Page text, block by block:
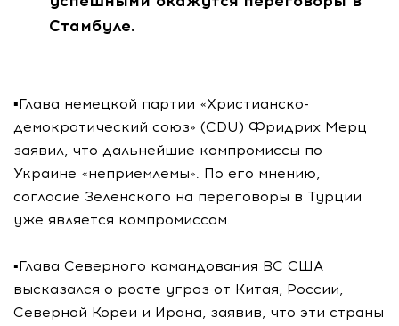
Стамбуле.
▪️Глава немецкой партии «Христианско-
демократический союз» (CDU) Фридрих Мерц
заявил, что дальнейшие компромиссы по
Украине «неприемлемы». По его мнению,
согласие Зеленского на переговоры в Турции
уже является компромиссом.
▪️Глава Северного командования ВС США
высказался о росте угроз от Китая, России,
Северной Кореи и Ирана, заявив, что эти страны